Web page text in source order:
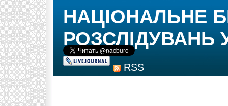
RSS
НАЦІОНАЛЬНЕ
РОЗСЛІДУВАНЬ